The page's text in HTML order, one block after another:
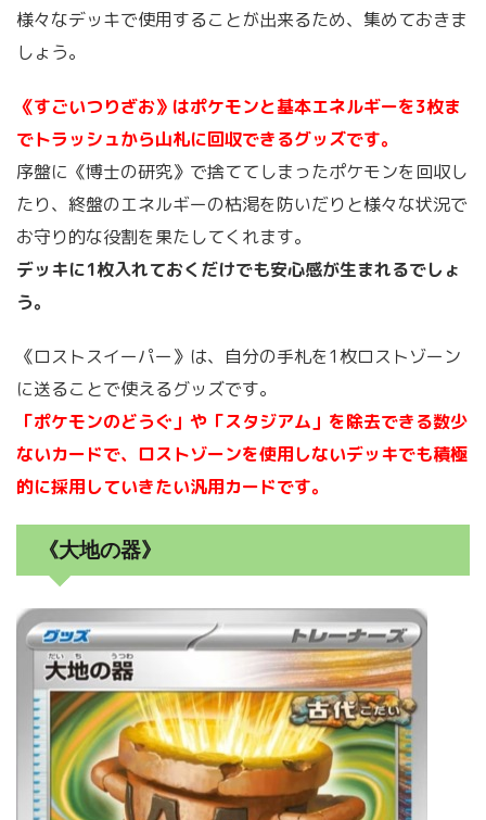
様々なデッキで使用することが出来るため、集めておきま
しょう。
《すごいつりざお》はポケモンと基本エネルギーを3枚ま
でトラッシュから山札に回収できるグッズです。
序盤に《博士の研究》で捨ててしまったポケモンを回収し
たり、終盤のエネルギーの枯渇を防いだりと様々な状況で
お守り的な役割を果たしてくれます。
デッキに1枚入れておくだけでも安心感が生まれるでしょ
う。
《ロストスイーパー》は、自分の手札を1枚ロストゾーン
に送ることで使えるグッズです。
「ポケモンのどうぐ」や「スタジアム」を除去できる数少
ないカードで、ロストゾーンを使用しないデッキでも積極
的に採用していきたい汎用カードです。
《大地の器》